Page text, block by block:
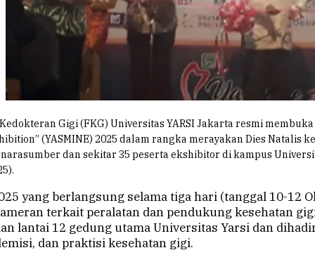
Gigi (FKG) Universitas YARSI Jakarta resmi membuka
(YASMINE) 2025 dalam rangka merayakan Dies Natalis
dan sekitar 35 peserta ekshibitor di kampus
yang berlangsung selama tiga hari (tanggal 10-12
terkait peralatan dan pendukung kesehatan
lantai 12 gedung utama Universitas Yarsi dan
dan praktisi kesehatan gigi.